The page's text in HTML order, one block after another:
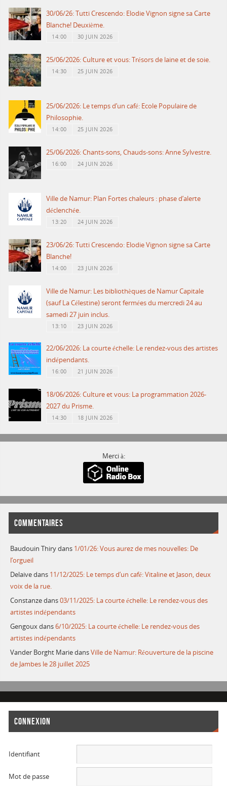
30/06/26: Tutti Crescendo: Elodie Vignon signe sa Carte
Blanche! Deuxième.
14:00 30 JUIN 2026
25/06/2026: Culture et vous: Trésors de laine et de soie.
14:30 25 JUIN 2026
25/06/2026: Le temps d’un café: Ecole Populaire de
Philosophie.
14:00 25 JUIN 2026
25/06/2026: Chants-sons, Chauds-sons: Anne Sylvestre.
16:00 24 JUIN 2026
Ville de Namur: Plan Fortes chaleurs : phase d’alerte
déclenchée.
13:20 24 JUIN 2026
23/06/26: Tutti Crescendo: Elodie Vignon signe sa Carte
Blanche!
14:00 23 JUIN 2026
Ville de Namur: Les bibliothèques de Namur Capitale
(sauf La Célestine) seront fermées du mercredi 24 au
samedi 27 juin inclus.
13:10 23 JUIN 2026
22/06/2026: La courte échelle: Le rendez-vous des artistes
indépendants.
16:00 21 JUIN 2026
18/06/2026: Culture et vous: La programmation 2026-
2027 du Prisme.
14:30 18 JUIN 2026
Merci à:
COMMENTAIRES
Baudouin Thirydans 1/01/26: Vous aurez de mes nouvelles: De
l’orgueil
Delaivedans 11/12/2025: Le temps d’un café: Vitaline et Jason, deux
voix de la rue.
Constanzedans03/11/2025: La courte échelle: Le rendez-vous des
artistes indépendants
Gengouxdans6/10/2025: La courte échelle: Le rendez-vous des
artistes indépendants
Vander Borght MariedansVille de Namur: Réouverture de la piscine
de Jambes le 28 juillet 2025
CONNEXION
Identifiant
Mot de passe